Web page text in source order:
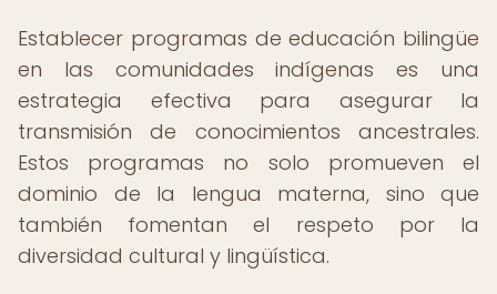
Establecer programas de educación bilingüe
en las comunidades indígenas es una
estrategia efectiva para asegurar la
transmisión de conocimientos ancestrales.
Estos programas no solo promueven el
dominio de la lengua materna, sino que
también fomentan el respeto por la
diversidad cultural y lingüística.